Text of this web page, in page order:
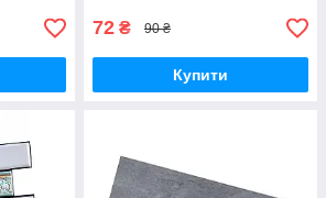
72 ₴ 90 ₴
Купити